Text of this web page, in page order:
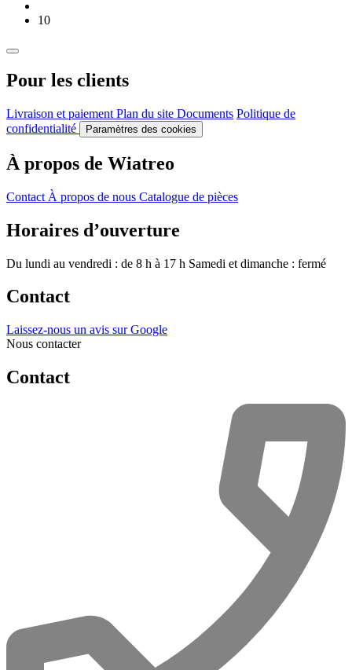
10
Pour les clients
Livraison et paiement Plan du site Documents Politique de
confidentialité
Paramètres des cookies
À propos de Wiatreo
Contact À propos de nous Catalogue de pièces
Horaires d’ouverture
Du lundi au vendredi : de 8 h à 17 h Samedi et dimanche : fermé
Contact
Laissez-nous un avis sur Google
Nous contacter
Contact